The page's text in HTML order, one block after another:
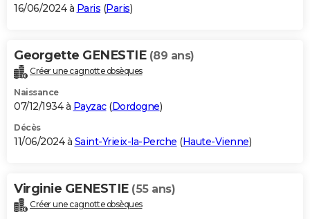
S'inscrire
Se connecter
Lycées
Collèges
Primaires
Universités
Entreprises
Service militaire
Avis de recherche
AVIS DE DÉCÈS
Bricolage
Lifestyle
Culture
Sport
Auto
Television
Voyage
Cinema
16/06/2024 à Paris (Paris)
Georgette GENESTIE (89 ans)
Créer une cagnotte obsèques
Naissance
07/12/1934 à Payzac(Dordogne)
Décès
11/06/2024 à Saint-Yrieix-la-Perche (Haute-Vienne)
Virginie GENESTIE (55 ans)
Créer une cagnotte obsèques